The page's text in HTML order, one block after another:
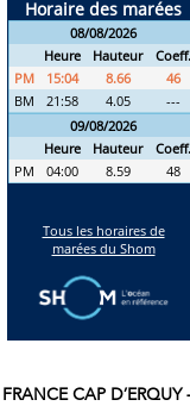
CAP D’ERQUY